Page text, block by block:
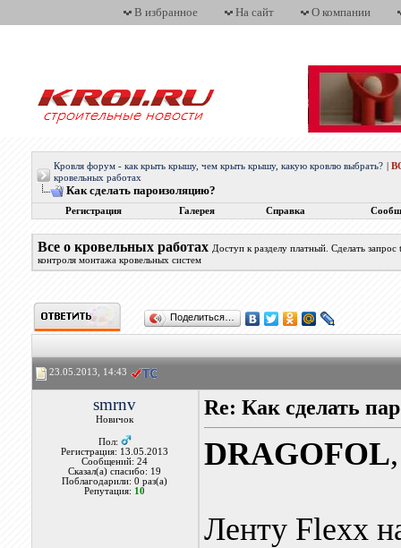
В избранное На сайт О компании
Кровля форум - как крыть крышу, чем крыть крышу, какую кровлю выбрать?
кровельных работах
Как сделать пароизоляцию?
Регистрация Галерея Справка
Все о кровельных работах Доступ к разделу платный. Сделать
контроля монтажа кровельных систем
Поделиться…
23.05.2013, 14:43
smrnv
Новичок
Пол:
Регистрация: 13.05.2013
Сообщений: 24
Сказал(а) спасибо: 19
Поблагодарили: 0 раз(а)
Репутация: 10
Re: Как сделать
DRAGOFOL
Ленту Flexx